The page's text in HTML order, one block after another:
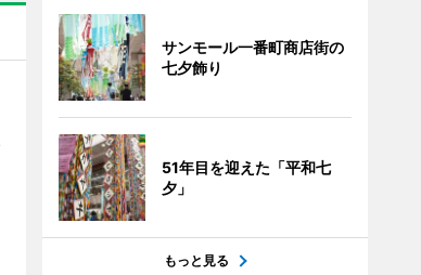
サンモール一番町商店街の
七夕飾り
51年目を迎えた「平和七
夕」
もっと見る